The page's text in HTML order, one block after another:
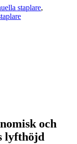
staplare,
och
lyfthöjd